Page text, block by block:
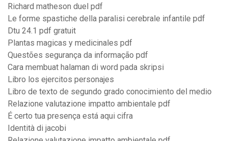
Richard matheson duel pdf
Le forme spastiche della paralisi cerebrale infantile pdf
Dtu 24.1 pdf gratuit
Plantas magicas y medicinales pdf
Questões segurança da informação pdf
Cara membuat halaman di word pada skripsi
Libro los ejercitos personajes
Libro de texto de segundo grado conocimiento del medio
Relazione valutazione impatto ambientale pdf
É certo tua presença está aqui cifra
Identità di jacobi